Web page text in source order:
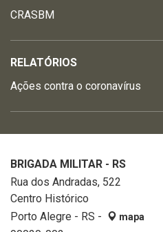
CRASBM
RELATÓRIOS
Ações contra o coronavírus
BRIGADA MILITAR - RS
Rua dos Andradas, 522
Centro Histórico
Porto Alegre - RS -
mapa